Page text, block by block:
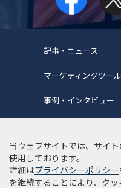
記事・ニュース
マーケティングツール
事例・インタビュー
当サイトについて
利用規約
当ウェブサイトでは、サイ
使用しております。
詳細はプライバシーポリシー
を継続することにより、ク